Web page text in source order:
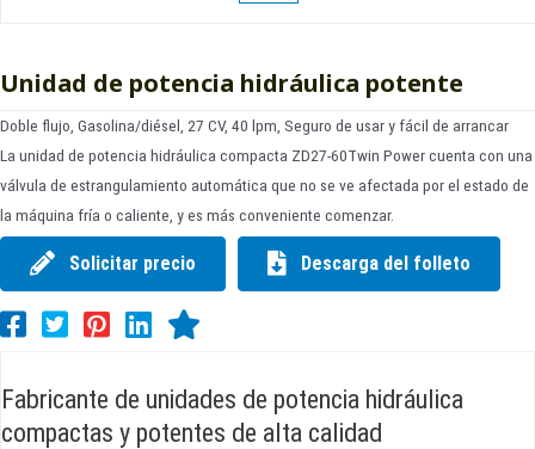
Unidad de potencia hidráulica potente
Doble flujo, Gasolina/diésel, 27 CV, 40 lpm, Seguro de usar y fácil de arrancar
La unidad de potencia hidráulica compacta ZD27-60Twin Power cuenta con una
válvula de estrangulamiento automática que no se ve afectada por el estado de
la máquina fría o caliente, y es más conveniente comenzar.
Solicitar precio Descarga del folleto
Fabricante de unidades de potencia hidráulica
compactas y potentes de alta calidad